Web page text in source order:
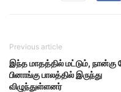
Previous article
இந்த மாதத்தில் மட்டும், நான்கு
பினாங்கு பாலத்தில் இருந்து
விழுந்துள்ளனர்